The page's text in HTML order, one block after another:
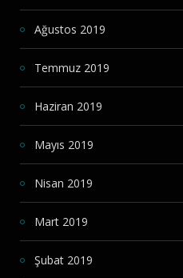
Ağustos 2019
Temmuz 2019
Haziran 2019
Mayıs 2019
Nisan 2019
Mart 2019
Şubat 2019